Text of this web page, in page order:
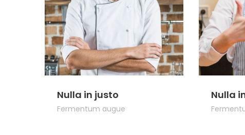
Nulla in justo
Fermentum augue
Nulla